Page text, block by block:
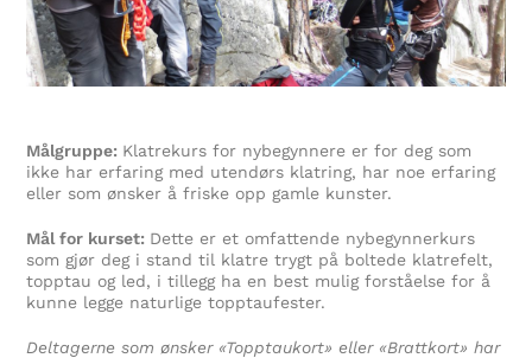
Målgruppe: Klatrekurs for nybegynnere er for deg som
ikke har erfaring med utendørs klatring, har noe erfaring
eller som ønsker å friske opp gamle kunster.
Mål for kurset: Dette er et omfattende nybegynnerkurs
som gjør deg i stand til klatre trygt på boltede klatrefelt,
topptau og led, i tillegg ha en best mulig forståelse for å
kunne legge naturlige topptaufester.
Deltagerne som ønsker «Topptaukort» eller «Brattkort» har